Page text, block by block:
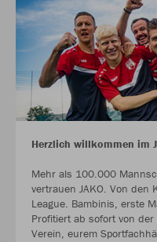
Herzlich willkommen im
Mehr als 100.000
vertrauen JAKO. Von den
League. Bambinis, erste
Profitiert ab sofort von
Verein, eurem